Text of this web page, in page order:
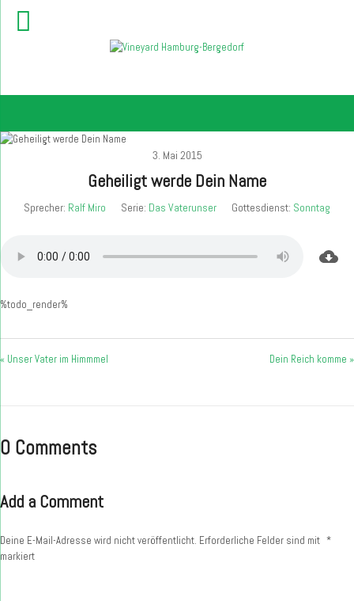
3. Mai 2015
Geheiligt werde Dein Name
Sprecher: Ralf Miro Serie: Das Vaterunser Gottesdienst: Sonntag
%todo_render%
« Unser Vater im Himmmel Dein Reich komme »
0 Comments
Add a Comment
Deine E-Mail-Adresse wird nicht veröffentlicht. Erforderliche Felder sind mit *
markiert